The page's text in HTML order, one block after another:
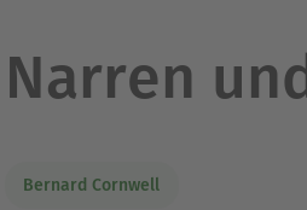
Narren
Bernard Cornwell